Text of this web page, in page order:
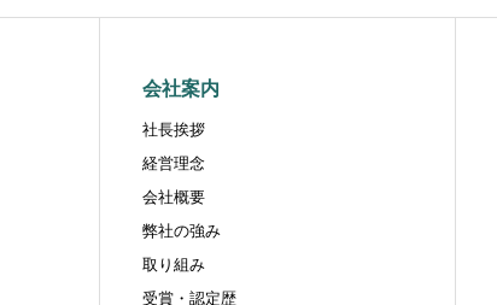
会社案内
社長挨拶
経営理念
会社概要
弊社の強み
取り組み
受賞・認定歴